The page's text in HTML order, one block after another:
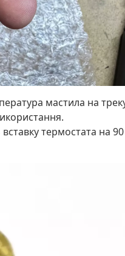
мастила на
термостата на 90